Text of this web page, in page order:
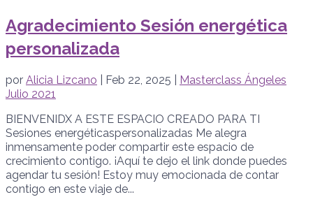
Agradecimiento Sesión energética
personalizada
por Alicia Lizcano Feb 22, 2025
Masterclass Ángeles
Julio 2021
BIENVENIDX A ESTE ESPACIO CREADO PARA TI
Sesiones energéticaspersonalizadas Me alegra
inmensamente poder compartir este espacio de
crecimiento contigo. ¡Aquí te dejo el link donde puedes
agendar tu sesión! Estoy muy emocionada de contar
contigo en este viaje de...